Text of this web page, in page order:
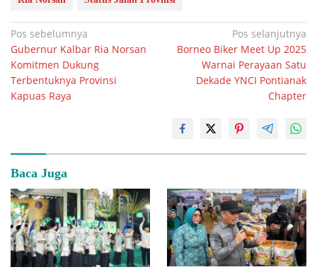
Navigasi
pos
Pos sebelumnya
Gubernur Kalbar Ria Norsan
Komitmen Dukung
Terbentuknya Provinsi
Kapuas Raya
Pos selanjutnya
Borneo Biker Meet Up 2025
Warnai Perayaan Satu
Dekade YNCI Pontianak
Chapter
Baca Juga